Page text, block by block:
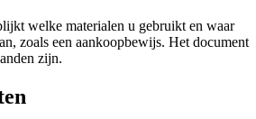
welke materialen u gebruikt en waar
zoals een aankoopbewijs. Het document
zijn.